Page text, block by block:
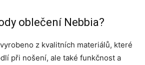
oblečení Nebbia?
z kvalitních materiálů, které
při nošení, ale také funkčnost a